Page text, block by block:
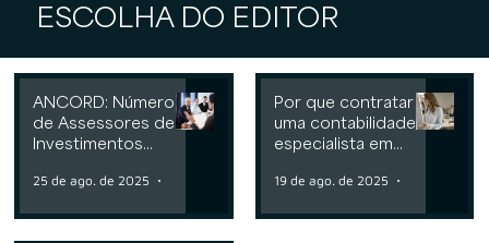
ESCOLHA DO EDITOR
ANCORD: Número
de Assessores de
Investimentos
últimos 12 meses
25 de ago. de 2025
Por que contratar
uma contabilidade
especialista em
investimentos
19 de ago. de 2025